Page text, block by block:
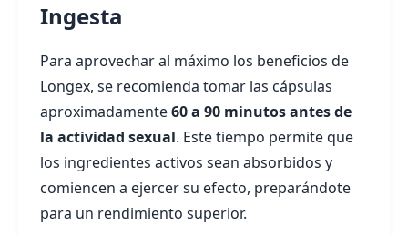
Ingesta
Para aprovechar al máximo los beneficios de
Longex, se recomienda tomar las cápsulas
aproximadamente60 a 90 minutos antes de
la actividad sexual. Este tiempo permite que
los ingredientes activos sean absorbidos y
comiencen a ejercer su efecto, preparándote
para un rendimiento superior.